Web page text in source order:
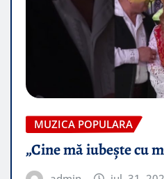
MUZICA POPULARA
„Cine mă iubește cu